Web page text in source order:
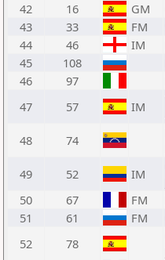
42
16 GM
43
33 FM
44
46 IM
45
108
46
97
47
57 IM
48 74
49 52 IM
50
67 FM
51
61 FM
52
78